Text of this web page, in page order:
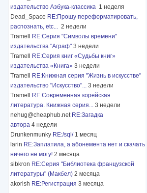
издательство Азбука-классика 1 неделя
Dead_Space RE:Прошу переформатировать,
распознать, etc... 2 недели
Tramell
RE:Серия "Символы времени"
издательства "Аграф" 3 недели
Tramell
RE:Серия книг «Судьбы книг»
издательства «Книга» 3 недели
Tramell
RE:Книжная серия "Жизнь в искусстве"
издательство "Искусство"... 3 недели
Tramell
RE:Современная корейская
литература. Книжная серия... 3 недели
nehug@cheaphub.net RE:Загадка
автора 4 недели
Drunkenmunky RE:/sql/ 1 месяц
larin RE:Заплатила, а абонемента нет и скачать
ничего не могу! 2 месяца
sibkron RE:Серия "Библиотека французской
литературы" (Макбел) 2 месяца
akorish RE:Регистрация 3 месяца